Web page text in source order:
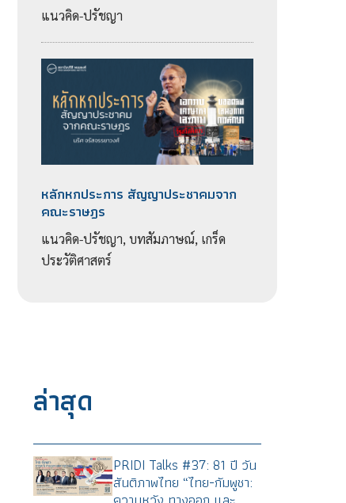
แนวคิด-ปรัชญา
หลักหกประการ สัญญาประชาคมจาก
คณะราษฎร
แนวคิด-ปรัชญา, บทสัมภาษณ์, เกร็ด
ประวัติศาสตร์
ล่าสุด
PRIDI Talks #37: 81 ปี วัน
สันติภาพไทย “ไทย-กัมพูชา: